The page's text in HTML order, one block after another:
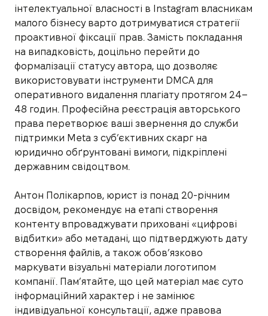
інтелектуальної власності в Instagram власникам
малого бізнесу варто дотримуватися стратегії
проактивної фіксації прав. Замість покладання
на випадковість, доцільно перейти до
формалізації статусу автора, що дозволяє
використовувати інструменти DMCA для
оперативного видалення плагіату протягом 24–
48 годин. Професійна реєстрація авторського
права перетворює ваші звернення до служби
підтримки Meta з суб’єктивних скарг на
юридично обґрунтовані вимоги, підкріплені
державним свідоцтвом.
Антон Полікарпов, юрист із понад 20-річним
досвідом, рекомендує на етапі створення
контенту впроваджувати приховані «цифрові
відбитки» або метадані, що підтверджують дату
створення файлів, а також обов’язково
маркувати візуальні матеріали логотипом
компанії. Пам’ятайте, що цей матеріал має суто
інформаційний характер і не замінює
індивідуальної консультації, адже правова